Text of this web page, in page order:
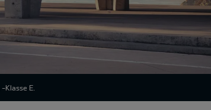
-Klasse E.